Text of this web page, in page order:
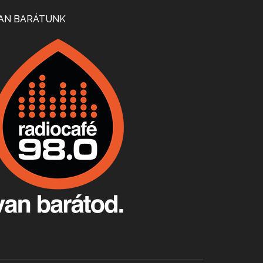
Apr 24, 2026 • 00:38:10
Villány, kékfrankos, Jackfall
Apr 17, 2026 • 00:35:38
Apr 9, 2026 • 00:37:17
BARÁTUNK